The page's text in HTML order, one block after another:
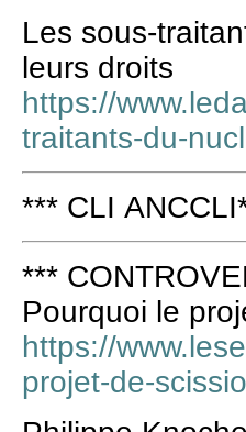
Les sous-
leurs droits
https://
traitants-du-
*** CLI
***
Pourquoi le
https://
projet-de-